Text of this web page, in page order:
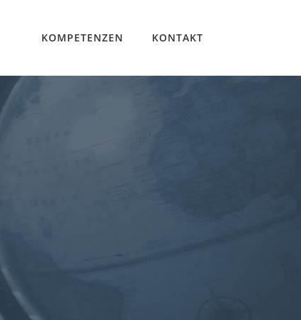
KOMPETENZEN KONTAKT